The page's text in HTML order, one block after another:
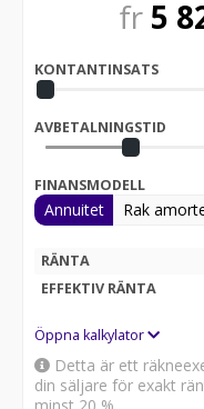
* Möjlighet till
* Skräddarsydd
MyMoney
DAAL BIL
Skydda ditt köp med
med extra
serviceavtal. Hos
Våra bilar säljs
08-551 093 20
Vi erbjuder även
dagars fri försäkring
fr 5
KONTANTINSATS
AVBETALNINGSTID
FINANSMODELL
Annuitet Rak
RÄNTA
EFFEKTIV RÄNTA
Öppna kalkylator
Detta är ett
din säljare för exakt
minst 20 %.